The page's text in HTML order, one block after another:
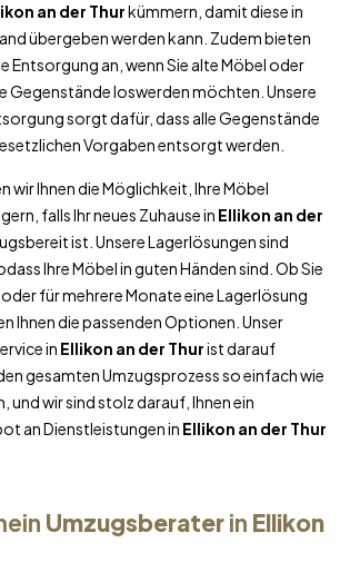
an der Thurkümmern, damit diese in
übergeben werden kann. Zudem bieten
Entsorgung an, wenn Sie alte Möbel oder
Gegenstände loswerden möchten. Unsere
sorgt dafür, dass alle Gegenstände
Vorgaben entsorgt werden.
wir Ihnen die Möglichkeit, Ihre Möbel
falls Ihr neues Zuhause in Ellikon an der
ist. Unsere Lagerlösungen sind
Ihre Möbel in guten Händen sind. Ob Sie
für mehrere Monate eine Lagerlösung
Ihnen die passenden Optionen. Unser
in Ellikon an der Thurist darauf
gesamten Umzugsprozess so einfach wie
und wir sind stolz darauf, Ihnen ein
an Dienstleistungen in Ellikon an der Thur
Umzugsberaterin Ellikon